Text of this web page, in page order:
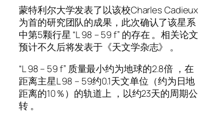
蒙特利尔大学发表了以该校Charles Cadieux
为首的研究团队的成果，此次确认了该星系
中第5颗行星 “L 98 – 59 f” 的存在 。相关论文
预计不久后将发表于《天文学杂志》 。
“L 98 – 59 f” 质量最小约为地球的2.8倍 ，在
距离主星L 98 – 59约0.1天文单位（约为日地
距离的10％）的轨道上 ，以约23天的周期公
转 。